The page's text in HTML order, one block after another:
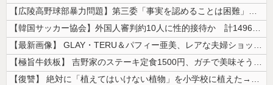
【広陵高野球部暴力問題】第三委「事実を認めることは困難」元部員「SNS...
【韓国サッカー協会】外国人審判約10人に性的接待か 計1496回、約2...
【最新画像】 GLAY・TERU＆パフィー亜美、レアな夫婦ショットを公...
【極旨牛鉄板】 吉野家のステーキ定食1500円、ガチで美味そうｗｗｗ
【復讐】 絶対に「植えてはいけない植物」を小学校に植えた→20年経って...